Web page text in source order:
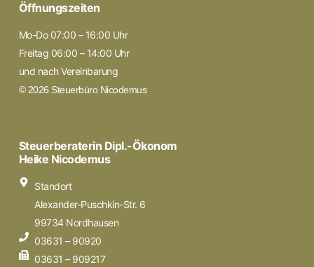
Öffnungszeiten
Mo-Do 07:00 – 16:00 Uhr
Freitag 06:00 – 14:00 Uhr
und nach Vereinbarung
© 2026 Steuerbüro Nicodemus
Steuerberaterin Dipl.-Ökonom
Heike Nicodemus
Standort
Alexander-Puschkin-Str. 6
99734 Nordhausen
03631 – 90920
03631 – 909217